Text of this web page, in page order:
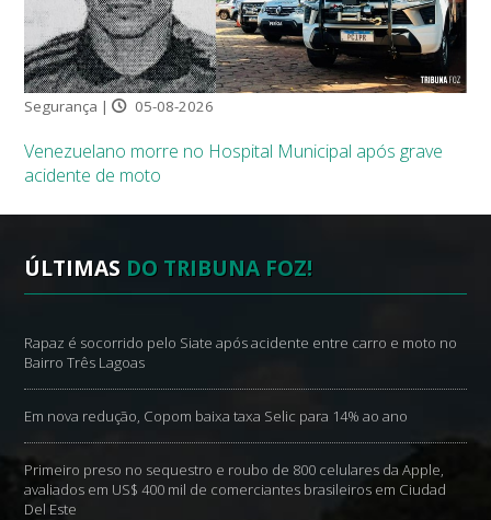
Segurança | 05-08-2026
Venezuelano morre no Hospital Municipal após grave
acidente de moto
ÚLTIMAS DO TRIBUNA FOZ!
Rapaz é socorrido pelo Siate após acidente entre carro e moto no
Bairro Três Lagoas
Em nova redução, Copom baixa taxa Selic para 14% ao ano
Primeiro preso no sequestro e roubo de 800 celulares da Apple,
avaliados em US$ 400 mil de comerciantes brasileiros em Ciudad
Del Este